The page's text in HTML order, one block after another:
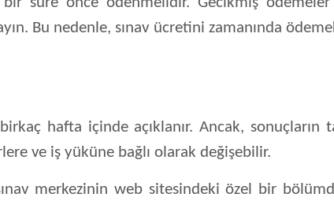
Bu nedenle, sınav ücretini zamanında
hafta içinde açıklanır. Ancak,
ve iş yüküne bağlı olarak değişebilir.
merkezinin web sitesindeki özel bir